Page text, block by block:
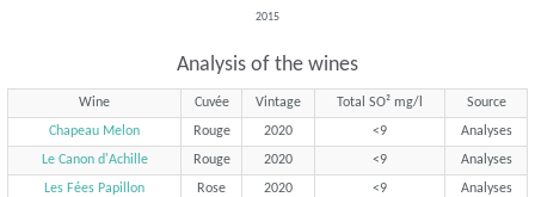
2015
Analysis of the wines
Wine Cuvée Vintage Total SO² mg/l
Source
Chapeau Melon
Rouge 2020 <9
Analyses
Le Canon d'Achille
Rouge 2020 <9
Analyses
Les Fées Papillon
Rose 2020 <9
Analyses